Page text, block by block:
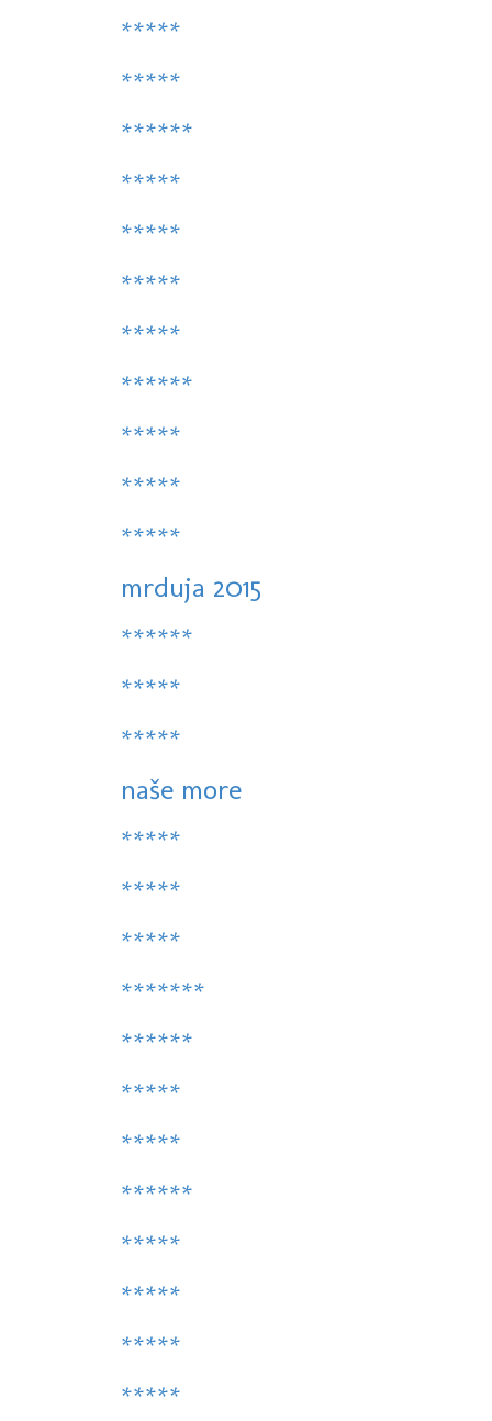
*****
*****
******
*****
*****
*****
*****
******
*****
*****
*****
mrduja 2015
******
*****
*****
naše more
*****
*****
*****
*******
******
*****
*****
******
*****
*****
*****
*****